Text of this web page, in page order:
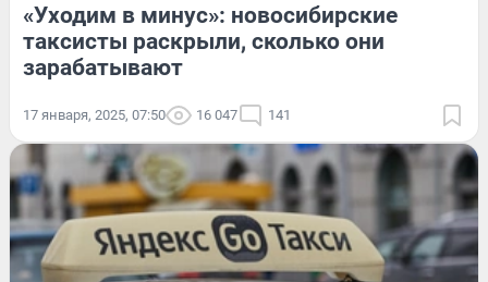
«Уходим в минус»: новосибирские
таксисты раскрыли, сколько они
зарабатывают
17 января, 2025, 07:50 16 047 141